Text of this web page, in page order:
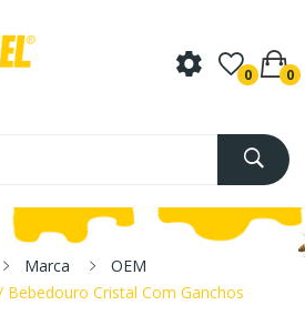
0 0
Marca
OEM
Cristal Com Ganchos